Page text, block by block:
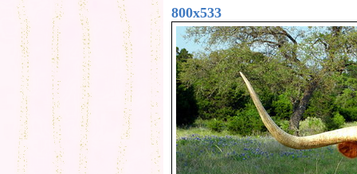
800x533